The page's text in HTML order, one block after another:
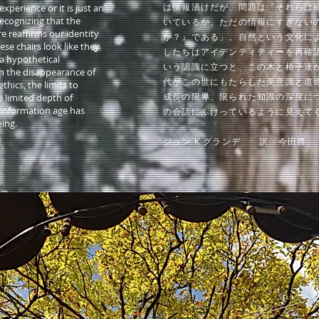
or it is just an
that the
reaffirms our identity
chairs look like they
hypothetical
the disappearance of
the limits to
limited depth of
age has
は情報漬けだが、問題は『それらは
いているか、ただの情報にすぎない
か？』である」。自然という文化に
したちはアイデンティティーを再確
いう認識に立つと、この木と椅子達
代がこの世にもたらした美意識と道
成長の限界、限られた知識の深度に
の会話にふけっているように見えて
​ジョン K グランデ 訳 今田勝